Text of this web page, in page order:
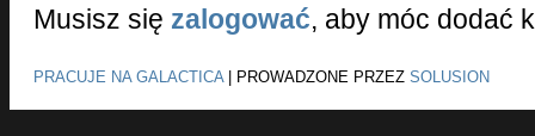
Musisz się zalogować, aby móc dodać
PRACUJE NA GALACTICA| PROWADZONE PRZEZ SOLUSION